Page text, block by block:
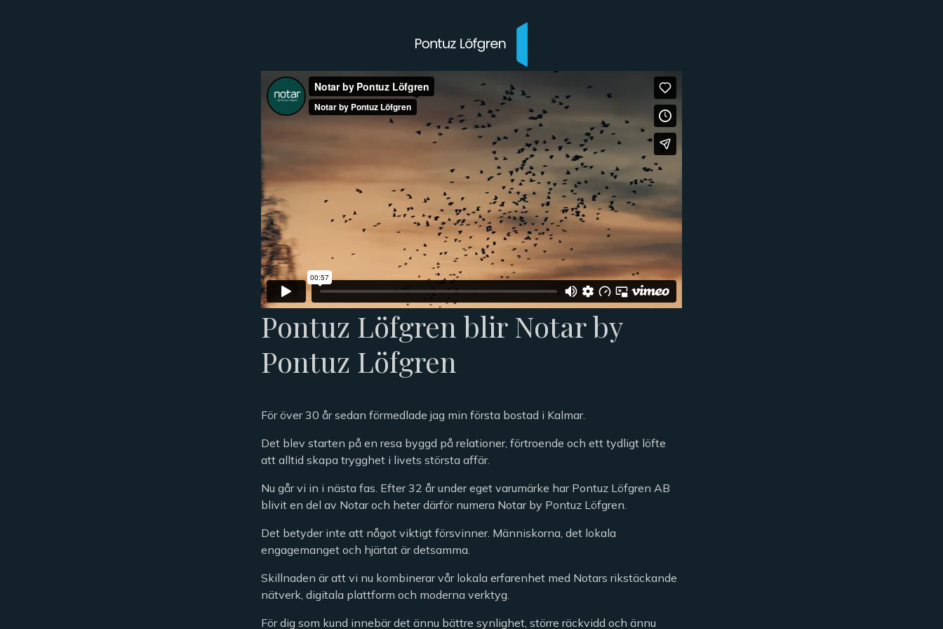
Pontuz Löfgren blir Notar by
Pontuz Löfgren
För över 30 år sedan förmedlade jag min första bostad i Kalmar.
Det blev starten på en resa byggd på relationer, förtroende och ett tydligt löfte
att alltid skapa trygghet i livets största affär.
Nu går vi in i nästa fas. Efter 32 år under eget varumärke har Pontuz Löfgren AB
blivit en del av Notar och heter därför numera Notar by Pontuz Löfgren.
Det betyder inte att något viktigt försvinner. Människorna, det lokala
engagemanget och hjärtat är detsamma.
Skillnaden är att vi nu kombinerar vår lokala erfarenhet med Notars rikstäckande
nätverk, digitala plattform och moderna verktyg.
För dig som kund innebär det ännu bättre synlighet, större räckvidd och ännu